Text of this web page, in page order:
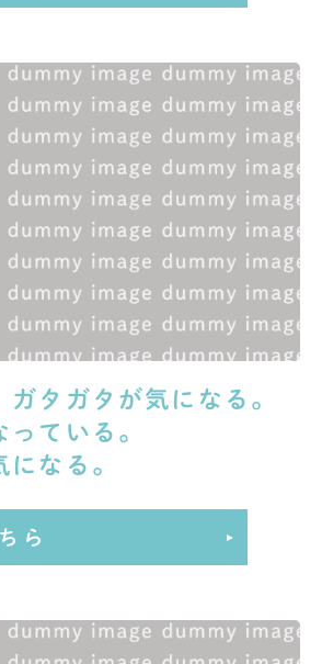
ガタガタが気になる。
っている。
になる。
ら